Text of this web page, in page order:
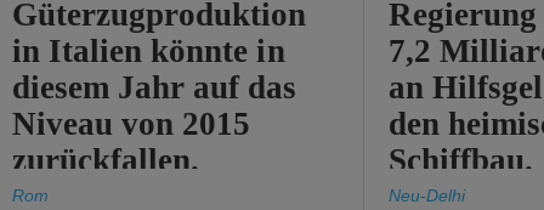
Güterzugproduktion
in Italien könnte in
diesem Jahr auf das
Niveau von 2015
zurückfallen.
Rom
7,2
an
den
Schiffbau.
Neu-Delhi